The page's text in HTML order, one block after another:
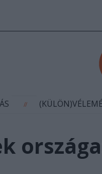
//